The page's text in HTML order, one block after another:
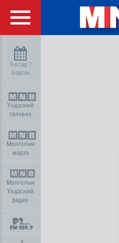
8-р сар 7
Баасан
Үндэсний
телевиз
Монголын
мэдээ
Монголын
Үндэсний
радио